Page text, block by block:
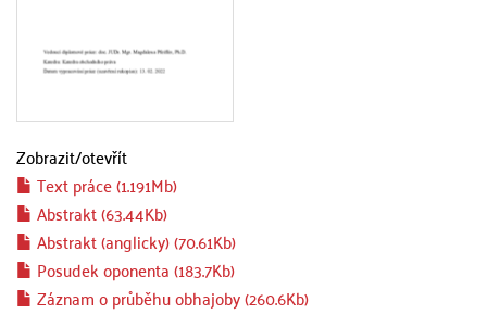
Zobrazit/otevřít
Text práce (1.191Mb)
Abstrakt (63.44Kb)
Abstrakt (anglicky) (70.61Kb)
Posudek oponenta (183.7Kb)
Záznam o průběhu obhajoby (260.6Kb)